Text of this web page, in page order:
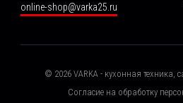
online-shop@varka25.ru
© 2026VARKA - кухонная техника,
Согласие на обработку